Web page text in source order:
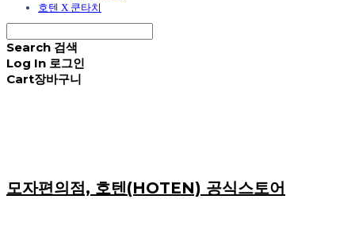
호텐 X 쿤타치
Search 검색
Log In 로그인
Cart장바구니
모자편의점, 호텐(HOTEN) 공식스토어